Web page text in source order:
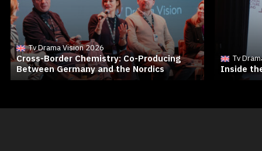
Tv Drama Vision 2026
Cross-Border Chemistry: Co-Producing
Between Germany and the Nordics
Tv
Inside